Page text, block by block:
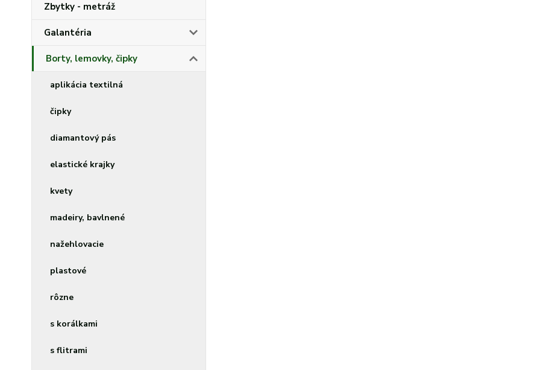
Zbytky - metráž
Galantéria
Borty, lemovky, čipky
aplikácia textilná
čipky
diamantový pás
elastické krajky
kvety
madeiry, bavlnené
nažehlovacie
plastové
rôzne
s korálkami
s flitrami